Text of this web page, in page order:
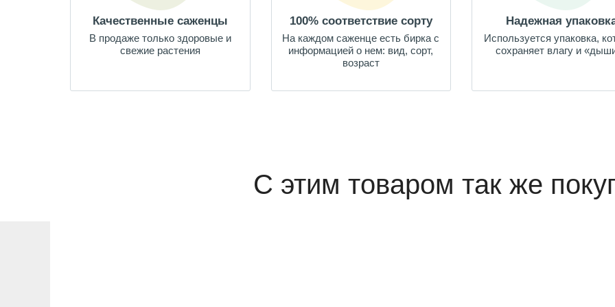
Качественные саженцы
В продаже только здоровые и
свежие растения
100% соответствие сорту
На каждом саженце есть бирка с
информацией о нем: вид, сорт,
возраст
Надежная
Используется упаковка,
сохраняет влагу и
С этим товаром так же